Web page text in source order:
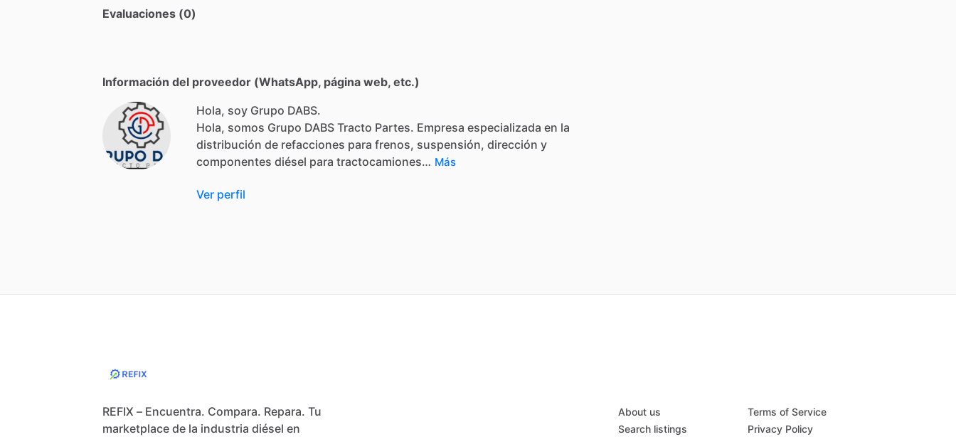
Evaluaciones (0)
Información del proveedor (WhatsApp, página web, etc.)
Hola, soy Grupo DABS.
Hola, somos Grupo DABS Tracto Partes. Empresa especializada en la
distribución de refacciones para frenos, suspensión, dirección y
componentes diésel para tractocamiones… Más
Ver perfil
REFIX – Encuentra. Compara. Repara. Tu
marketplace de la industria diésel en
About us
Search listings
Terms of Service
Privacy Policy